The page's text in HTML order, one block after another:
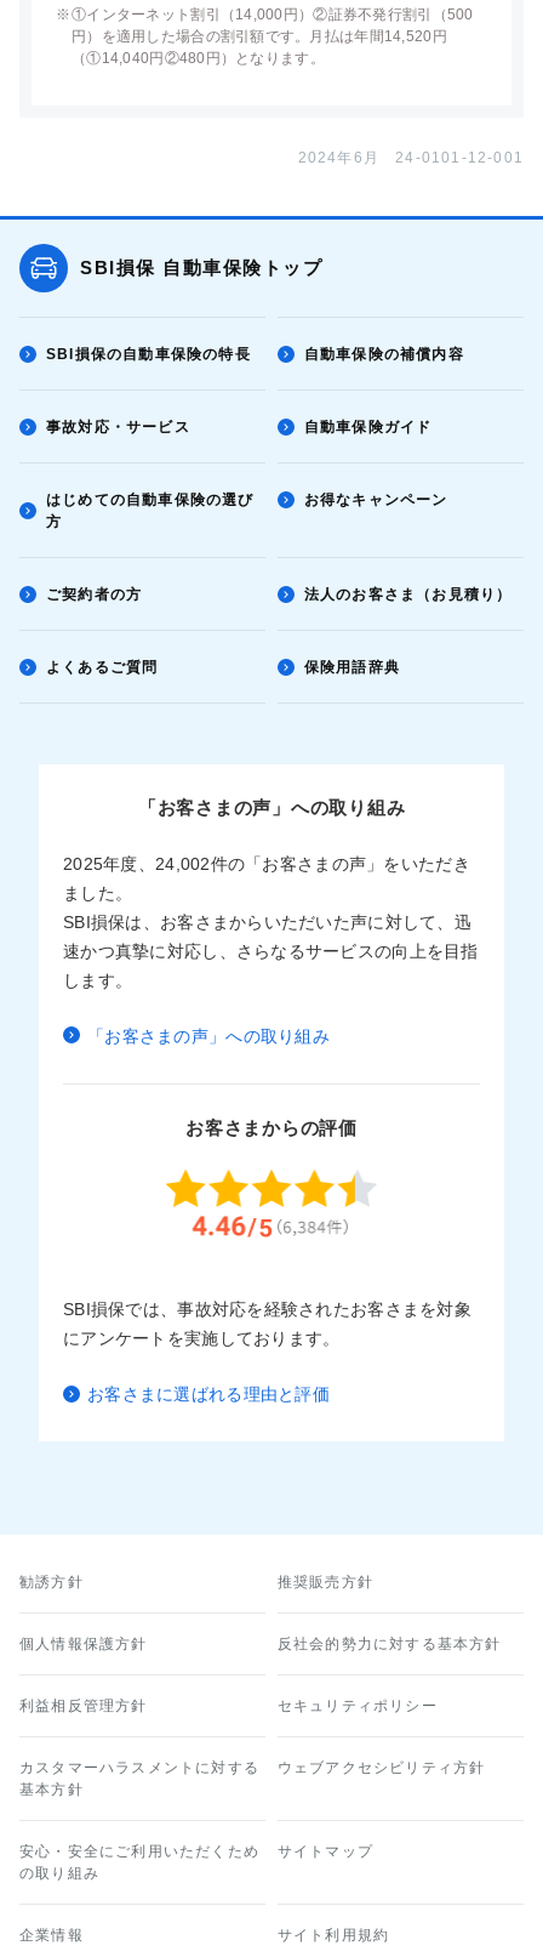
※①インターネット割引（14,000円）②証券不発行割引（500
円）を適用した場合の割引額です。月払は年間14,520円
（①14,040円②480円）となります。
2024年6月 24-0101-12-001
SBI損保 自動車保険トップ
SBI損保の自動車保険の特長 自動車保険の補償内容
事故対応・サービス 自動車保険ガイド
はじめての自動車保険の選び
方
お得なキャンペーン
ご契約者の方 法人のお客さま（お見積り）
よくあるご質問 保険用語辞典
「お客さまの声」への取り組み
2025年度、24,002件の「お客さまの声」をいただき
ました。
SBI損保は、お客さまからいただいた声に対して、迅
速かつ真摯に対応し、さらなるサービスの向上を目指
します。
「お客さまの声」への取り組み
お客さまからの評価
SBI損保では、事故対応を経験されたお客さまを対象
にアンケートを実施しております。
お客さまに選ばれる理由と評価
勧誘方針 推奨販売方針
個人情報保護方針 反社会的勢力に対する基本方針
利益相反管理方針 セキュリティポリシー
カスタマーハラスメントに対する
基本方針
ウェブアクセシビリティ方針
安心・安全にご利用いただくため
の取り組み
サイトマップ
企業情報 サイト利用規約